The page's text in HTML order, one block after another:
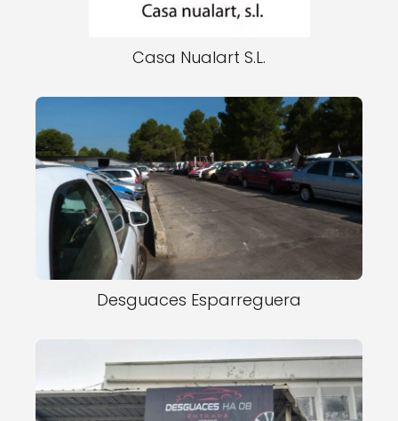
Casa Nualart S.L.
Desguaces Esparreguera